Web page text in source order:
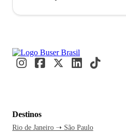
município também conhecido
à terra avermelhada da região,
Nacional das Emas; entre
Grande é baseada no
Destinos
Rio de Janeiro ➝ São Paulo